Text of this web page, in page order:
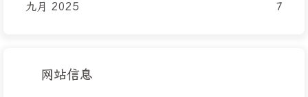
九月 2025
7
网站信息